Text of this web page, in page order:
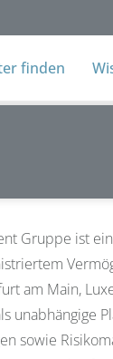
finden
Gruppe ist
am Main,
unabhängige
sowie